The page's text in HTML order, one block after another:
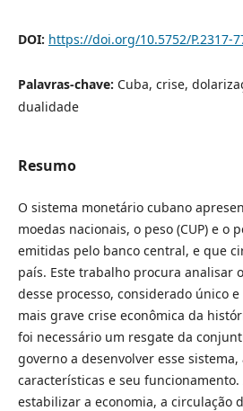
DOI: https://doi.org/10.5752/P.2317-
Palavras-chave: Cuba, crise,
dualidade
Resumo
O sistema monetário cubano
moedas nacionais, o peso (CUP) e o
emitidas pelo banco central, e que
país. Este trabalho procura analisar
desse processo, considerado único
mais grave crise econômica da
foi necessário um resgate da
governo a desenvolver esse
características e seu funcionamento.
estabilizar a economia, a circulação